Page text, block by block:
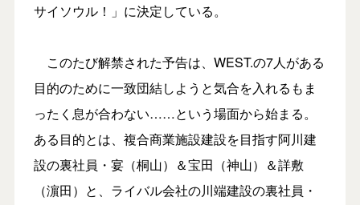
サイソウル！」に決定している。
このたび解禁された予告は、WEST.の7人がある
目的のために一致団結しようと気合を入れるもま
ったく息が合わない……という場面から始まる。
ある目的とは、複合商業施設建設を目指す阿川建
設の裏社員・宴（桐山）＆宝田（神山）＆詳敷
（濵田）と、ライバル会社の川端建設の裏社員・